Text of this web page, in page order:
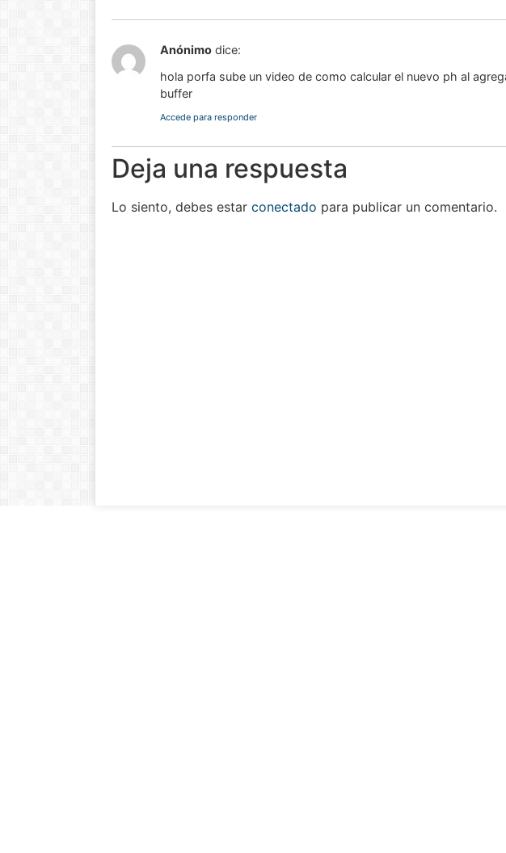
Anónimo dice:
hola porfa sube un video de como calcular el nuevo ph al
buffer
Accede para responder
Deja una respuesta
Lo siento, debes estar conectado para publicar un comentario.